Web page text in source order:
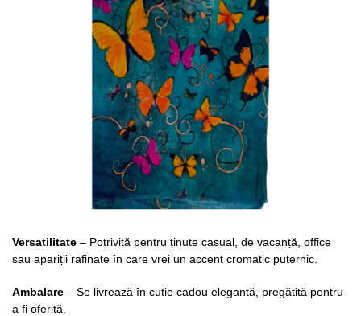
Versatilitate – Potrivită pentru ținute casual, de vacanță, office
sau apariții rafinate în care vrei un accent cromatic puternic.
Ambalare – Se livrează în cutie cadou elegantă, pregătită pentru
a fi oferită.